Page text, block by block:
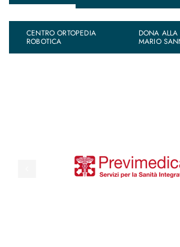
Servizi
CENTRO ORTOPEDIA
ROBOTICA
DONA
MARIO